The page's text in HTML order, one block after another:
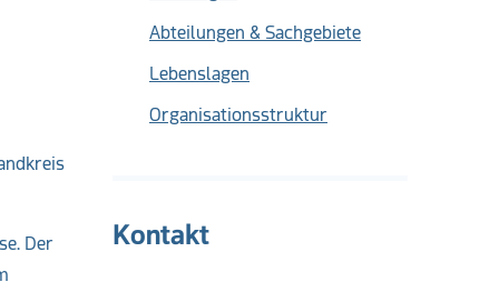
Der
Abteilungen & Sachgebiete
Lebenslagen
Organisationsstruktur
Kontakt